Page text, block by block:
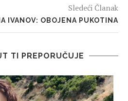
Sledeći Članak
IVANOV: OBOJENA PUKOTINA
TI PREPORUČUJE